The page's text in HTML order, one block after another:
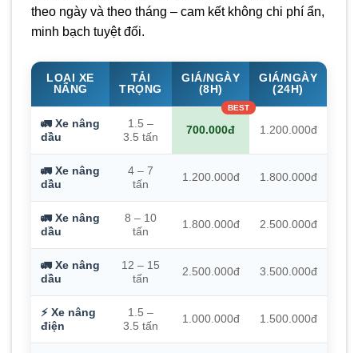
theo ngày và theo tháng – cam kết không chi phí ẩn,
minh bạch tuyệt đối.
LOẠI XE
NÂNG
TẢI
TRỌNG
GIÁ/NGÀY
(8H)
GIÁ/NGÀY
(24H)
🚛 Xe nâng
dầu
1.5 –
3.5 tấn
700.000đ 1.200.000đ
🚛 Xe nâng
dầu
4 – 7
tấn
1.200.000đ 1.800.000đ
🚛 Xe nâng
dầu
8 – 10
tấn
1.800.000đ 2.500.000đ
🚛 Xe nâng
dầu
12 – 15
tấn
2.500.000đ 3.500.000đ
⚡ Xe nâng
điện
1.5 –
3.5 tấn
1.000.000đ 1.500.000đ